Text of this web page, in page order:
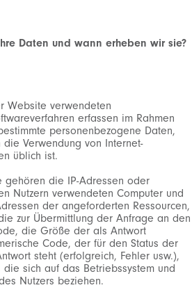
Daten und wann erheben wir sie?
Website verwendeten
erfassen im Rahmen
personenbezogene Daten,
Verwendung von Internet-
üblich ist.
gehören die IP-Adressen oder
Nutzern verwendeten Computer und
der angeforderten Ressourcen,
zur Übermittlung der Anfrage an den
die Größe der als Antwort
Code, der für den Status der
steht (erfolgreich, Fehler usw.),
sich auf das Betriebssystem und
Nutzers beziehen.